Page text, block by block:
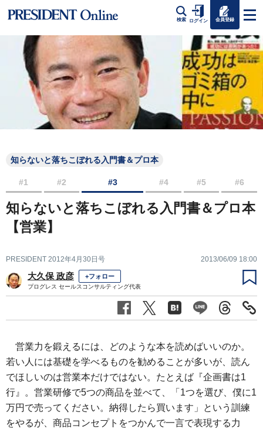
検索 ログイン 会員登録
知らないと落ちこぼれる入門書＆プロ本
#1 #2 #3 #4 #5 #6
知らないと落ちこぼれる入門書＆プロ本
【営業】
PRESIDENT 2012年4月30日号 2013/06/09 18:00
大久保 政彦 +フォロー
プログレス セールスコンサルティング代表
営業力を鍛えるには、どのような本を読めばいいのか。
若い人には基礎を学べるものを勧めることが多いが、読ん
でほしいのは営業本だけではない。たとえば『企画書は1
行』。営業研修で5つの商品を並べて、「1つを選び、僕に1
万円で売ってください。納得したら買います」という訓練
をやるが、商品コンセプトをつかんで一言で表現する力